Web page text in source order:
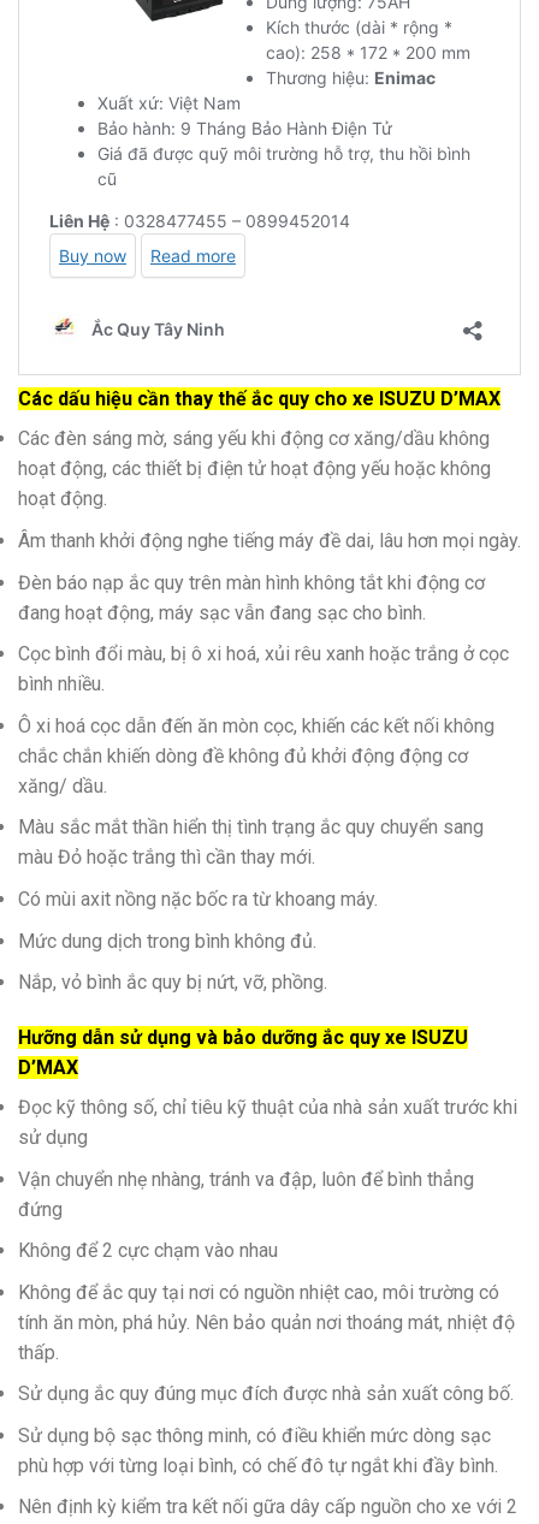
Các dấu hiệu cần thay thế ắc quy cho xe ISUZU D’MAX
Các đèn sáng mờ, sáng yếu khi động cơ xăng/dầu không
hoạt động, các thiết bị điện tử hoạt động yếu hoặc không
hoạt động.
Âm thanh khởi động nghe tiếng máy đề dai, lâu hơn mọi ngày.
Đèn báo nạp ắc quy trên màn hình không tắt khi động cơ
đang hoạt động, máy sạc vẫn đang sạc cho bình.
Cọc bình đổi màu, bị ô xi hoá, xủi rêu xanh hoặc trắng ở cọc
bình nhiều.
Ô xi hoá cọc dẫn đến ăn mòn cọc, khiến các kết nối không
chắc chắn khiến dòng đề không đủ khởi động động cơ
xăng/ dầu.
Màu sắc mắt thần hiển thị tình trạng ắc quy chuyển sang
màu Đỏ hoặc trắng thì cần thay mới.
Có mùi axit nồng nặc bốc ra từ khoang máy.
Mức dung dịch trong bình không đủ.
Nắp, vỏ bình ắc quy bị nứt, vỡ, phồng.
Hưỡng dẫn sử dụng và bảo dưỡng ắc quy xe ISUZU
D’MAX
Đọc kỹ thông số, chỉ tiêu kỹ thuật của nhà sản xuất trước khi
sử dụng
Vận chuyển nhẹ nhàng, tránh va đập, luôn để bình thẳng
đứng
Không để 2 cực chạm vào nhau
Không để ắc quy tại nơi có nguồn nhiệt cao, môi trường có
tính ăn mòn, phá hủy. Nên bảo quản nơi thoáng mát, nhiệt độ
thấp.
Sử dụng ắc quy đúng mục đích được nhà sản xuất công bố.
Sử dụng bộ sạc thông minh, có điều khiển mức dòng sạc
phù hợp với từng loại bình, có chế đô tự ngắt khi đầy bình.
Nên định kỳ kiểm tra kết nối gữa dây cấp nguồn cho xe với 2